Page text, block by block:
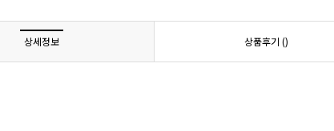
상세정보 상품후기 ()